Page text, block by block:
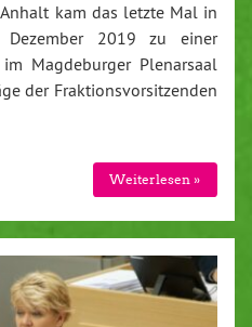
kam das letzte Mal in
2019 zu einer
Magdeburger Plenarsaal
der Fraktionsvorsitzenden
Weiterlesen »